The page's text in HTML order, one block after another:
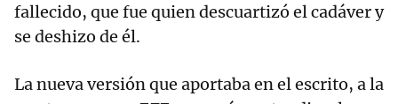
fallecido, que fue quien descuartizó el cadáver y
se deshizo de él.
La nueva versión que aportaba en el escrito, a la